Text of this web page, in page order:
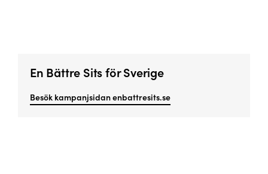
En Bättre Sits för Sverige
Besök kampanjsidan enbattresits.se